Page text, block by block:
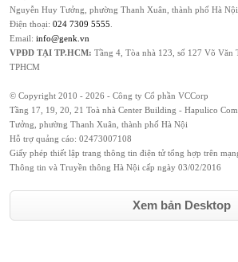
Nguyễn Huy Tưởng, phường Thanh Xuân, thành phố Hà Nội
Điện thoại: 024 7309 5555
Email: info@genk.vn
VPĐD TẠI TP.HCM: Tầng 4, Tòa nhà 123, số 127 Võ Văn
TPHCM
© Copyright 2010 - 2026 - Công ty Cổ phần VCCorp
Tầng 17, 19, 20, 21 Toà nhà Center Building - Hapulico
Tưởng, phường Thanh Xuân, thành phố Hà Nội
Hỗ trợ quảng cáo: 02473007108
Giấy phép thiết lập trang thông tin điện tử tổng hợp trên
Thông tin và Truyền thông Hà Nội cấp ngày 03/02/2016
Xem bản Desktop